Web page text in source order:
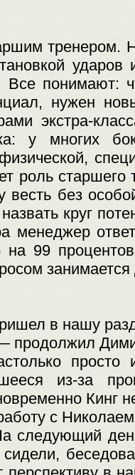
тренером.
Все понимают:
нужен
экстра-
у многих
роль
весть без
круг
менеджер
на 99
занимается
в нашу
продолжил
просто
из-за
Кинг
с
следующий